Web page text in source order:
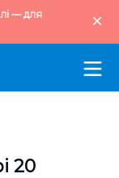
— для
20